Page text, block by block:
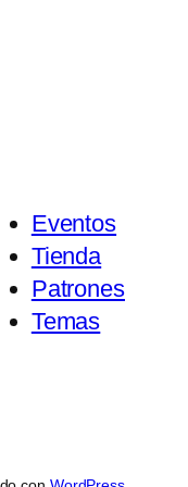
Eventos
Tienda
Patrones
Temas